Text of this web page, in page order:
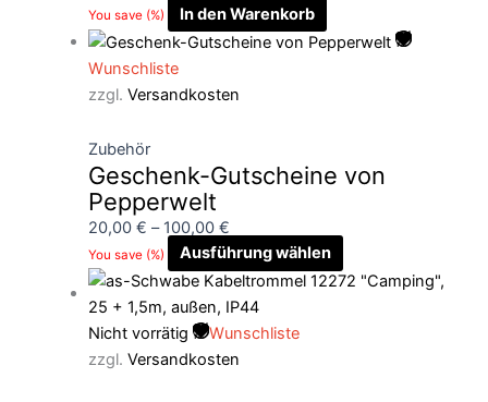
You save (%) In den Warenkorb
Wunschliste
zzgl. Versandkosten
Zubehör
Geschenk-Gutscheine von
Pepperwelt
20,00 € – 100,00 €
You save (%) Ausführung wählen
Nicht vorrätig
Wunschliste
zzgl. Versandkosten